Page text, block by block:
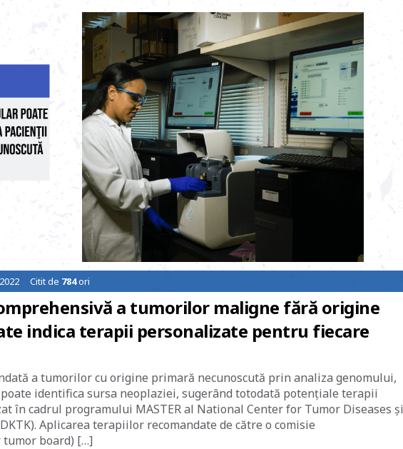
Citit de 784ori
a tumorilor maligne fără origine
indica terapii personalizate pentru fiecare
a tumorilor cu origine primară necunoscută prin analiza genomului,
identifica sursa neoplaziei, sugerând totodată potenţiale terapii
în cadrul programului MASTER al National Center for Tumor Diseases şi
Aplicarea terapiilor recomandate de către o comisie
board) […]